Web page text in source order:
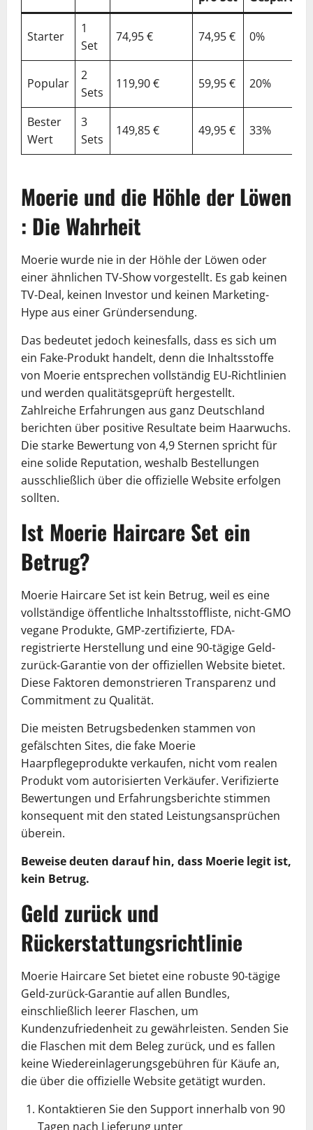
Starter
1
Set
74,95 € 74,95 € 0%
Popular
2
Sets
119,90 € 59,95 € 20%
Bester
Wert
3
Sets
149,85 € 49,95 € 33%
Moerie und die Höhle der Löwen
: Die Wahrheit
Moerie wurde nie in der Höhle der Löwen oder
einer ähnlichen TV-Show vorgestellt. Es gab keinen
TV-Deal, keinen Investor und keinen Marketing-
Hype aus einer Gründersendung.
Das bedeutet jedoch keinesfalls, dass es sich um
ein Fake-Produkt handelt, denn die Inhaltsstoffe
von Moerie entsprechen vollständig EU-Richtlinien
und werden qualitätsgeprüft hergestellt.
Zahlreiche Erfahrungen aus ganz Deutschland
berichten über positive Resultate beim Haarwuchs.
Die starke Bewertung von 4,9 Sternen spricht für
eine solide Reputation, weshalb Bestellungen
ausschließlich über die offizielle Website erfolgen
sollten.
Ist Moerie Haircare Set ein
Betrug?
Moerie Haircare Set ist kein Betrug, weil es eine
vollständige öffentliche Inhaltsstoffliste, nicht-GMO
vegane Produkte, GMP-zertifizierte, FDA-
registrierte Herstellung und eine 90-tägige Geld-
zurück-Garantie von der offiziellen Website bietet.
Diese Faktoren demonstrieren Transparenz und
Commitment zu Qualität.
Die meisten Betrugsbedenken stammen von
gefälschten Sites, die fake Moerie
Haarpflegeprodukte verkaufen, nicht vom realen
Produkt vom autorisierten Verkäufer. Verifizierte
Bewertungen und Erfahrungsberichte stimmen
konsequent mit den stated Leistungsansprüchen
überein.
Beweise deuten darauf hin, dass Moerie legit ist,
kein Betrug.
Geld zurück und
Rückerstattungsrichtlinie
Moerie Haircare Set bietet eine robuste 90-tägige
Geld-zurück-Garantie auf allen Bundles,
einschließlich leerer Flaschen, um
Kundenzufriedenheit zu gewährleisten. Senden Sie
die Flaschen mit dem Beleg zurück, und es fallen
keine Wiedereinlagerungsgebühren für Käufe an,
die über die offizielle Website getätigt wurden.
Kontaktieren Sie den Support innerhalb von 90
Tagen nach Lieferung unter